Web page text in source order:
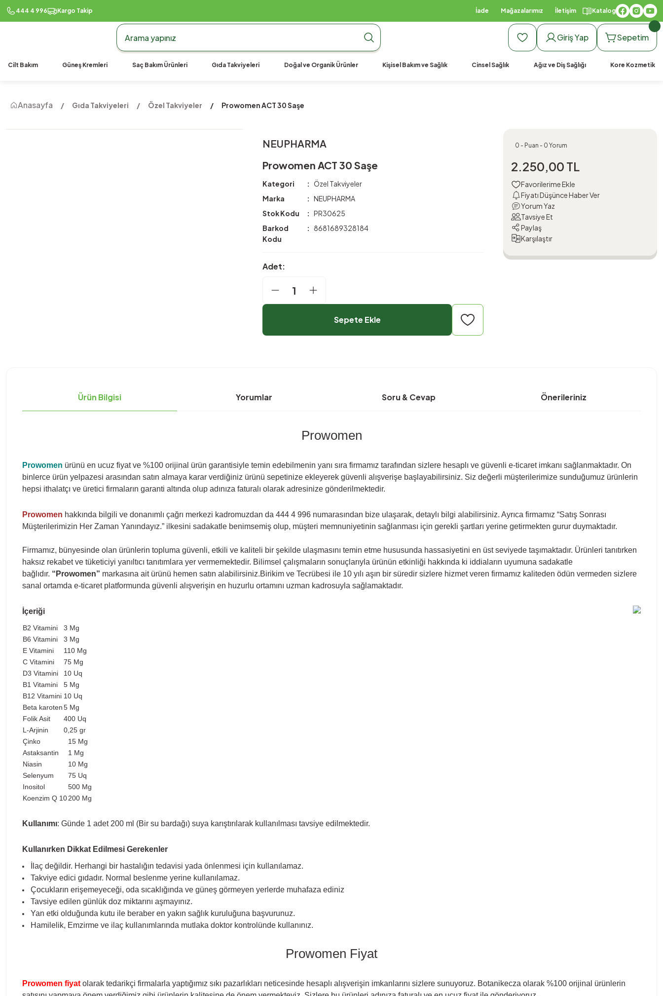
444 4 996 Kargo Takip
990 TL Üzeri Ücretsiz Kargo990 TL Üzeri Ücretsiz Kargo
İade Mağazalarımız İletişim Katalog
Giriş Yap Sepetim
Cilt Bakım Güneş Kremleri Saç Bakım Ürünleri Gıda Takviyeleri Doğal ve Organik Ürünler Kişisel Bakım ve Sağlık Cinsel Sağlık Ağız ve Diş Sağlığı Kore Kozmetik
Anasayfa Gıda Takviyeleri Özel Takviyeler Prowomen ACT 30 Saşe
NEUPHARMA
Prowomen ACT 30 Saşe
Kategori
Özel Takviyeler
Marka
NEUPHARMA
Stok Kodu
PR30625
Barkod
Kodu
8681689328184
Adet:
Sepete Ekle
0 - Puan - 0 Yorum
2.250,00 TL
Fiyatı Düşünce Haber Ver
Yorum Yaz
Tavsiye Et
Paylaş
Karşılaştır
Ürün Bilgisi Yorumlar Soru & Cevap Önerileriniz
Prowomen
Prowomen ürünü en ucuz fiyat ve %100 orijinal ürün garantisiyle temin edebilmenin yanı sıra firmamız tarafından sizlere hesaplı ve güvenli e-ticaret imkanı sağlanmaktadır. On
binlerce ürün yelpazesi arasından satın almaya karar verdiğiniz ürünü sepetinize ekleyerek güvenli alışverişe başlayabilirsiniz. Siz değerli müşterilerimize sunduğumuz ürünlerin
hepsi ithalatçı ve üretici firmaların garanti altında olup adınıza faturalı olarak adresinize gönderilmektedir.
Prowomen hakkında bilgili ve donanımlı çağrı merkezi kadromuzdan da 444 4 996 numarasından bize ulaşarak, detaylı bilgi alabilirsiniz. Ayrıca firmamız “Satış Sonrası
Müşterilerimizin Her Zaman Yanındayız.” ilkesini sadakatle benimsemiş olup, müşteri memnuniyetinin sağlanması için gerekli şartları yerine getirmekten gurur duymaktadır.
Firmamız, bünyesinde olan ürünlerin topluma güvenli, etkili ve kaliteli bir şekilde ulaşmasını temin etme hususunda hassasiyetini en üst seviyede taşımaktadır. Ürünleri tanıtırken
haksız rekabet ve tüketiciyi yanıltıcı tanıtımlara yer vermemektedir. Bilimsel çalışmaların sonuçlarıyla ürünün etkinliği hakkında ki iddiaların uyumuna sadakatle
bağlıdır. “Prowomen” markasına ait ürünü hemen satın alabilirsiniz.Birikim ve Tecrübesi ile 10 yılı aşın bir süredir sizlere hizmet veren firmamız kaliteden ödün vermeden sizlere
sanal ortamda e-ticaret platformunda güvenli alışverişin en huzurlu ortamını uzman kadrosuyla sağlamaktadır.
İçeriği
B2 Vitamini
3 Mg
B6 Vitamini
3 Mg
E Vitamini
110 Mg
C Vitamini
75 Mg
D3 Vitamini
10 Uq
B1 Vitamini
5 Mg
B12 Vitamini 10 Uq
Beta karoten5 Mg
Folik Asit
400 Uq
L-Arjinin
0,25 gr
Çinko
15 Mg
Astaksantin
1 Mg
Niasin
10 Mg
Selenyum
75 Uq
Inositol
500 Mg
Koenzim Q 10200 Mg
Kullanımı: Günde 1 adet 200 ml (Bir su bardağı) suya karıştırılarak kullanılması tavsiye edilmektedir.
Kullanırken Dikkat Edilmesi Gerekenler
İlaç değildir. Herhangi bir hastalığın tedavisi yada önlenmesi için kullanılamaz.
Takviye edici gıdadır. Normal beslenme yerine kullanılamaz.
Çocukların erişemeyeceği, oda sıcaklığında ve güneş görmeyen yerlerde muhafaza ediniz
Tavsiye edilen günlük doz miktarını aşmayınız.
Yan etki olduğunda kutu ile beraber en yakın sağlık kuruluğuna başvurunuz.
Hamilelik, Emzirme ve ilaç kullanımlarında mutlaka doktor kontrolünde kullanınız.
Prowomen Fiyat
Prowomen fiyat olarak tedarikçi firmalarla yaptığımız sıkı pazarlıkları neticesinde hesaplı alışverişin imkanlarını sizlere sunuyoruz. Botanikecza olarak %100 orijinal ürünlerin